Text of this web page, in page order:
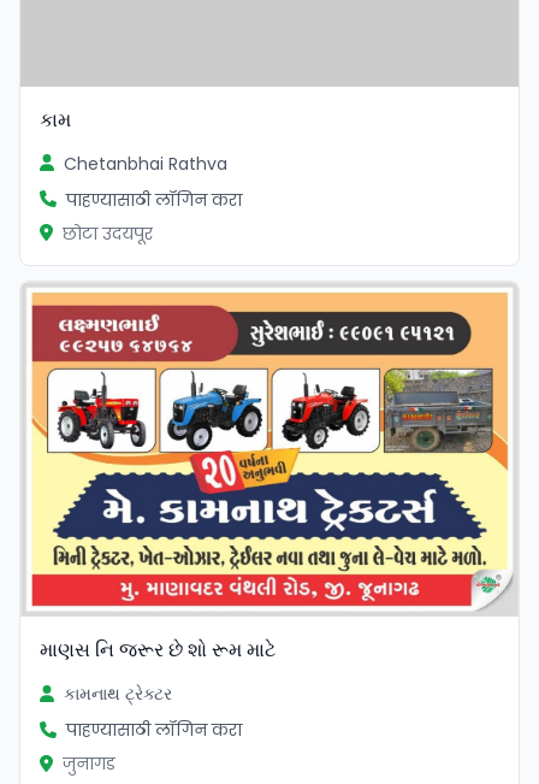
કામ
Chetanbhai Rathva
पाहण्यासाठी लॉगिन करा
छोटा उदयपूर
માણસ નિ જરૂર છે શો રૂમ માટે
કામનાથ ટ્રેક્ટર
पाहण्यासाठी लॉगिन करा
जुनागड